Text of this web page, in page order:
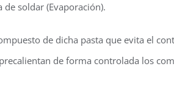
soldar (Evaporación).
de dicha pasta que evita el
de forma controlada los